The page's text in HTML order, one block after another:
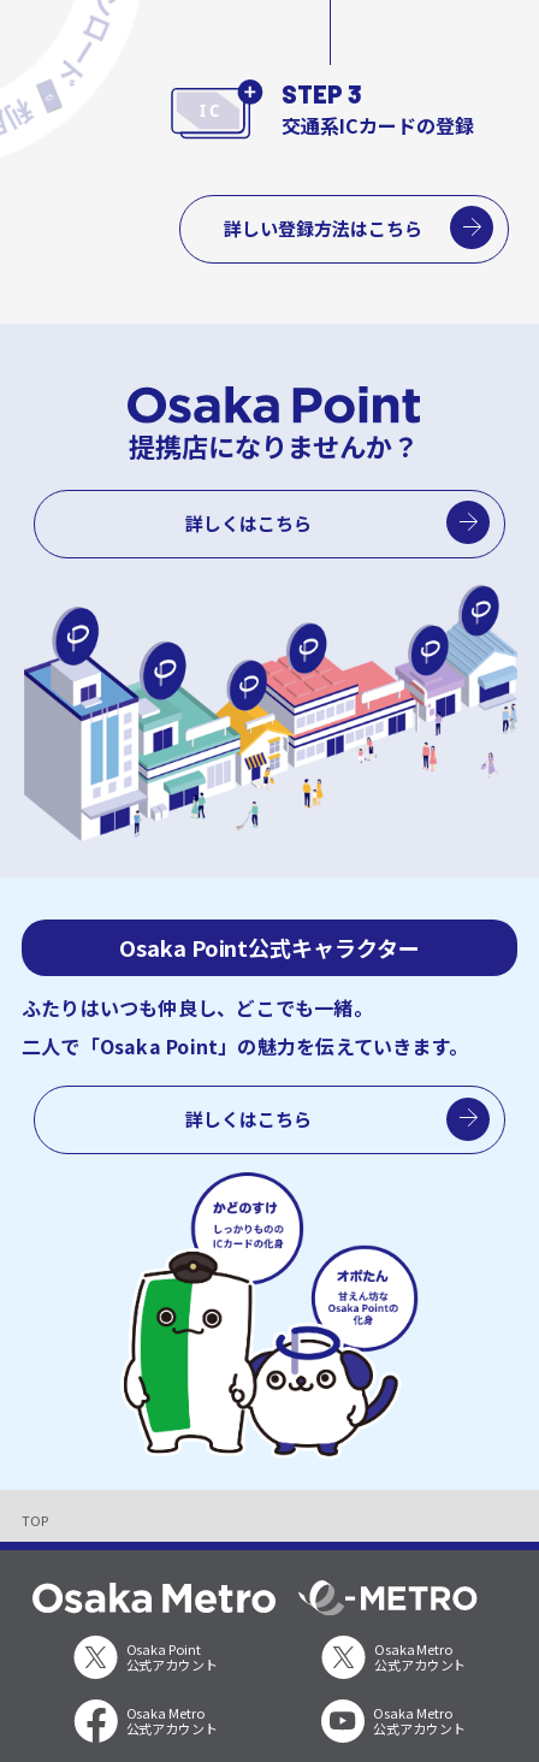
STEP 3
交通系ICカードの登録
詳しい登録方法はこちら
提携店になりませんか？
詳しくはこちら
Osaka Point公式キャラクター
ふたりはいつも仲良し、どこでも一緒。
二人で「Osaka Point」の魅力を伝えていきます。
詳しくはこちら
TOP
Osaka Point
公式アカウント
Osaka Metro
公式アカウント
Osaka Metro
公式アカウント
Osaka Metro
公式アカウント